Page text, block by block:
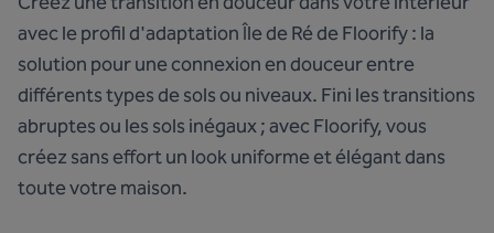
avec le profil d'adaptation Île de Ré de Floorify : la
solution pour une connexion en douceur entre
différents types de sols ou niveaux. Fini les transitions
abruptes ou les sols inégaux ; avec Floorify, vous
créez sans effort un look uniforme et élégant dans
toute votre maison.